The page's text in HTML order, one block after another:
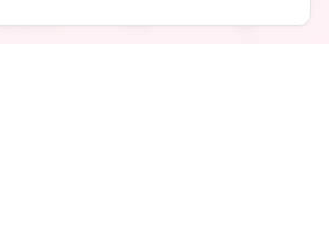
Firmy Blog